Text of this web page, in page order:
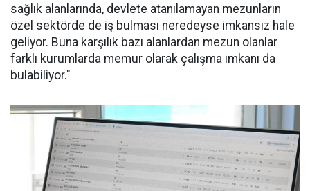
sağlık alanlarında, devlete atanılamayan mezunların
özel sektörde de iş bulması neredeyse imkansız hale
geliyor. Buna karşılık bazı alanlardan mezun olanlar
farklı kurumlarda memur olarak çalışma imkanı da
bulabiliyor."